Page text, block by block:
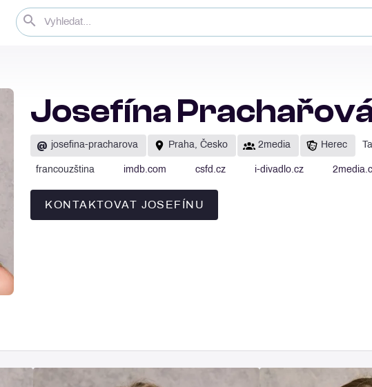
Josefína
@ josefina-pracharova Praha, Česko 2media Herec
francouzština imdb.com csfd.cz i-divadlo.cz
KONTAKTOVAT JOSEFÍNU